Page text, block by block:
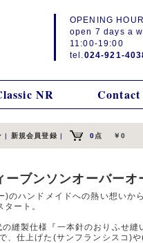
OPENING
open 7 days a
11:00-19:00
tel. 024-921-
NR Contact
| 新規会員登録 | 0点 ￥0
ブンソンオーバーオ
のハンドメイドへの熱い想いから
ート。
縫製仕様『一本針のおりふせ縫
、仕上げた(サンフランシスコ)や